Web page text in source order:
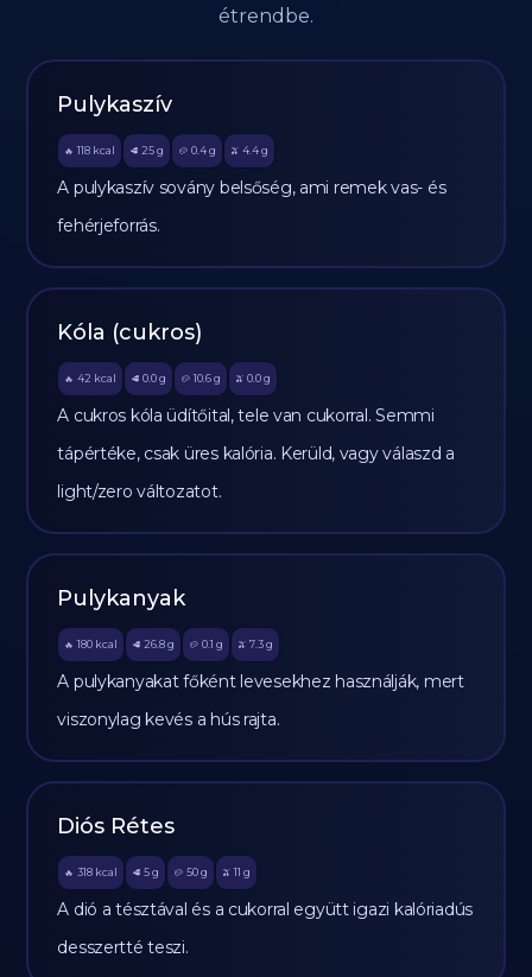
étrendbe.
Pulykaszív
🔥 118 kcal 🥩 25 g 🥔 0.4g 🫒 4.4 g
A pulykaszív sovány belsőség, ami remek vas- és
fehérjeforrás.
Kóla (cukros)
🔥 42 kcal 🥩 0.0 g 🥔 10.6g 🫒 0.0 g
A cukros kóla üdítőital, tele van cukorral. Semmi
tápértéke, csak üres kalória. Kerüld, vagy válaszd a
light/zero változatot.
Pulykanyak
🔥 180 kcal 🥩 26.8 g 🥔 0.1 g 🫒 7.3 g
A pulykanyakat főként levesekhez használják, mert
viszonylag kevés a hús rajta.
Diós Rétes
🔥 318 kcal 🥩 5 g 🥔 50g 🫒 11 g
A dió a tésztával és a cukorral együtt igazi kalóriadús
desszertté teszi.